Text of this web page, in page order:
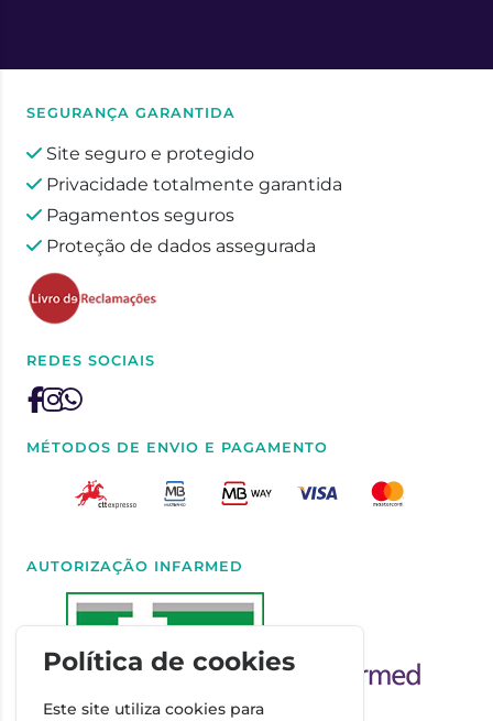
SEGURANÇA GARANTIDA
Site seguro e protegido
Privacidade totalmente garantida
Pagamentos seguros
Proteção de dados assegurada
REDES SOCIAIS
MÉTODOS DE ENVIO E PAGAMENTO
AUTORIZAÇÃO INFARMED
Política de cookies
Este site utiliza cookies para